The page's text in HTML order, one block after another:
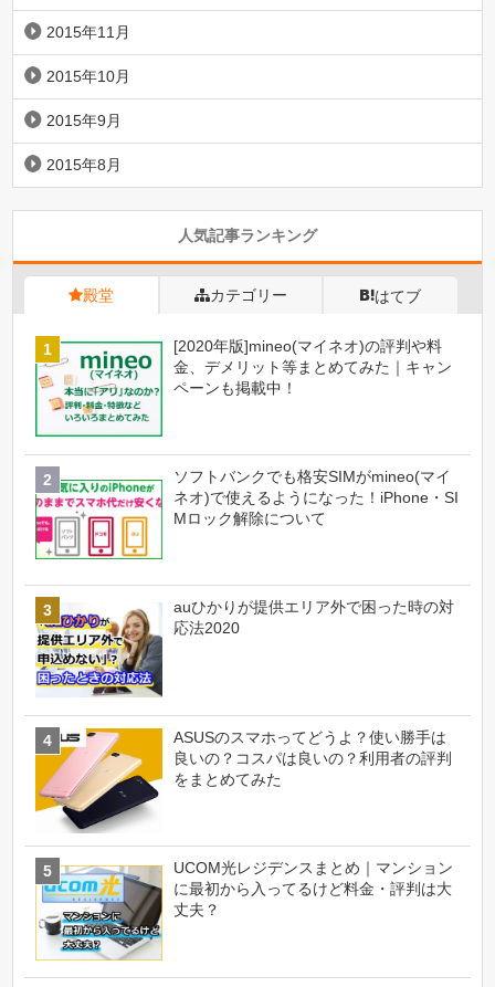
2015年11月
2015年10月
2015年9月
2015年8月
人気記事ランキング
殿堂 カテゴリー はてブ
[2020年版]mineo(マイネオ)の評判や料
金、デメリット等まとめてみた｜キャン
ペーンも掲載中！
ソフトバンクでも格安SIMがmineo(マイ
ネオ)で使えるようになった！iPhone・SI
Mロック解除について
auひかりが提供エリア外で困った時の対
応法2020
ASUSのスマホってどうよ？使い勝手は
良いの？コスパは良いの？利用者の評判
をまとめてみた
UCOM光レジデンスまとめ｜マンション
に最初から入ってるけど料金・評判は大
丈夫？